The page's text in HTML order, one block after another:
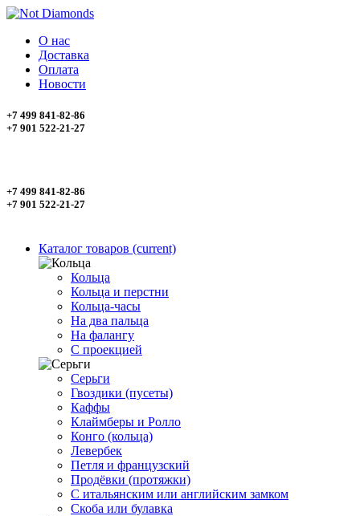
О нас
Доставка
Оплата
Новости
+7 499 841-82-86
+7 901 522-21-27
+7 499 841-82-86
+7 901 522-21-27
Каталог товаров (current)
Кольца
Кольца и перстни
Кольца-часы
На два пальца
На фалангу
С проекцией
Серьги
Гвоздики (пусеты)
Каффы
Клаймберы и Ролло
Конго (кольца)
Левербек
Петля и французский
Продёвки (протяжки)
С итальянским или английским замком
Скоба или булавка